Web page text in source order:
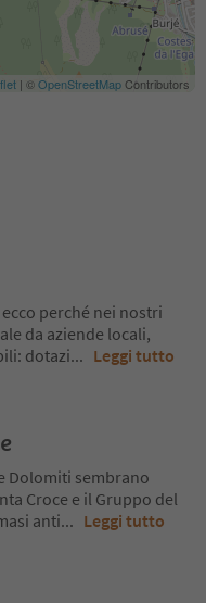
| ©OpenStreetMapContributors
perché nei nostri
da aziende locali,
dotazi... Leggi tutto
Dolomiti sembrano
Croce e il Gruppo del
anti... Leggi tutto